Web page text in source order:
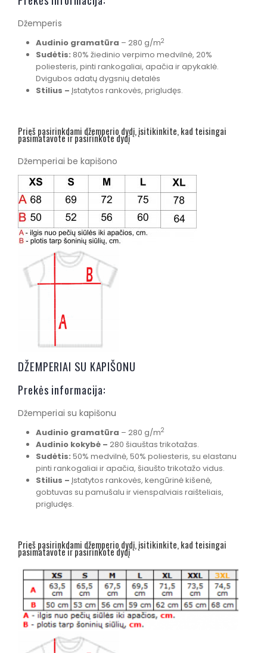
Džemperis
Audinio gramatūra – 280 g/m2
Sudėtis: 80% žiedinio verpimo medvilnė, 20%
poliesteris, pinti rankogaliai, apačia ir apykaklė.
Dvigubos adatų dygsnių detalės
Stilius – Įstatytos rankovės, prigludęs.
Prieš pasirinkdami džemperio dydį, įsitikinkite, kad teisingai
pasimatavote ir pasirinkote dydį
Džemperiai be kapišono
DŽEMPERIAI SU KAPIŠONU
Prekės informacija:
Džemperiai su kapišonu
Audinio gramatūra – 280 g/m2
Audinio kokybė – 280 šiauštas trikotažas.
Sudėtis: 50% medvilnė, 50% poliesteris, su elastanu
pinti rankogaliai ir apačia, šiaušto trikotažo vidus.
Stilius – Įstatytos rankovės, kengūrinė kišenė,
gobtuvas su pamušalu ir vienspalviais raišteliais,
prigludęs.
Prieš pasirinkdami džemperio dydį, įsitikinkite, kad teisingai
pasimatavote ir pasirinkote dydį